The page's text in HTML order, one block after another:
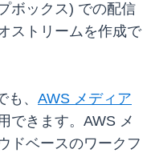
ボックス) での配信
ストリームを作成で
、 AWS メディア
できます。AWS メ
ドベースのワークフ